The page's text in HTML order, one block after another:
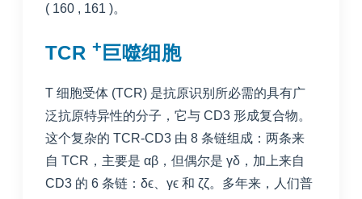
( 160 , 161 )。
TCR + 巨噬细胞
T 细胞受体 (TCR) 是抗原识别所必需的具有广
泛抗原特异性的分子，它与 CD3 形成复合物。
这个复杂的 TCR-CD3 由 8 条链组成：两条来
自 TCR，主要是 αβ，但偶尔是 γδ，加上来自
CD3 的 6 条链：δϵ、γϵ 和 ζζ。多年来，人们普